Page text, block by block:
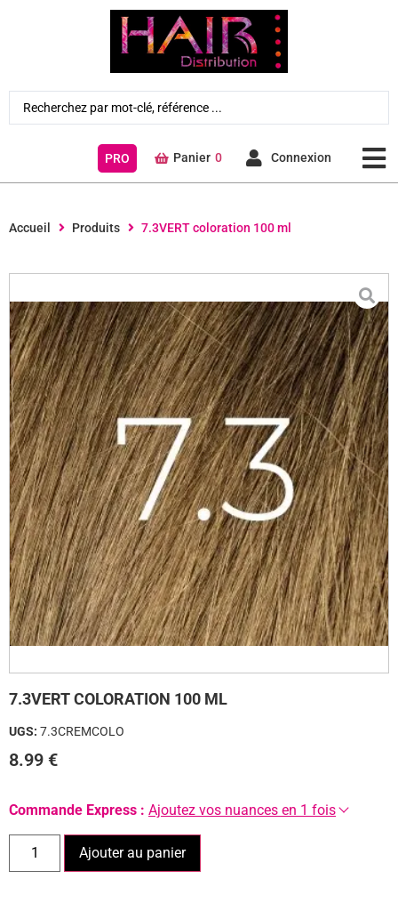
PRO Panier 0 Connexion
Accueil Produits 7.3VERT coloration 100 ml
7.3VERT COLORATION 100 ML
UGS: 7.3CREMCOLO
8.99 €
Commande Express : Ajoutez vos nuances en 1 fois
Ajouter au panier